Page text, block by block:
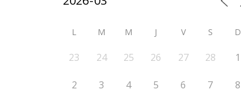
L M M J V S D
23 24 25 26 27 28 1
2 3 4 5 6 7 8